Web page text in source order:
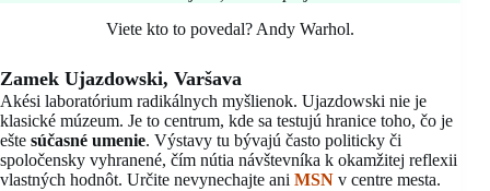
Viete kto to povedal? Andy Warhol.
Zamek Ujazdowski, Varšava
Akési laboratórium radikálnych myšlienok. Ujazdowski nie je
klasické múzeum. Je to centrum, kde sa testujú hranice toho, čo je
ešte súčasné umenie. Výstavy tu bývajú často politicky či
spoločensky vyhranené, čím nútia návštevníka k okamžitej reflexii
vlastných hodnôt. Určite nevynechajte ani MSN v centre mesta.